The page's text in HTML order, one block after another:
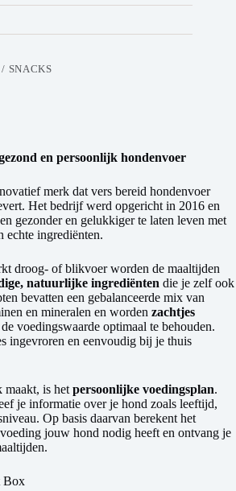
SNACKS
en persoonlijk hondenvoer
merk dat vers bereid hondenvoer
Het bedrijf werd opgericht in 2016 en
gezonder en gelukkiger te laten leven met
echte ingrediënten.
droog- of blikvoer worden de maaltijden
natuurlijke ingrediënten die je zelf ook
bevatten een gebalanceerde mix van
en mineralen en worden zachtjes
voedingswaarde optimaal te behouden.
ingevroren en eenvoudig bij je thuis
is het persoonlijke voedingsplan.
je informatie over je hond zoals leeftijd,
Op basis daarvan berekent het
jouw hond nodig heeft en ontvang je
Box